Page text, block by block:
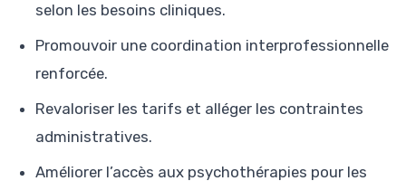
selon les besoins cliniques.
Promouvoir une coordination interprofessionnelle
renforcée.
Revaloriser les tarifs et alléger les contraintes
administratives.
Améliorer l’accès aux psychothérapies pour les